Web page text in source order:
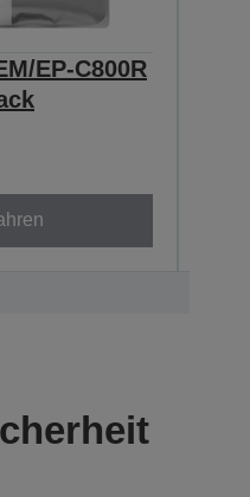
EP-C800R